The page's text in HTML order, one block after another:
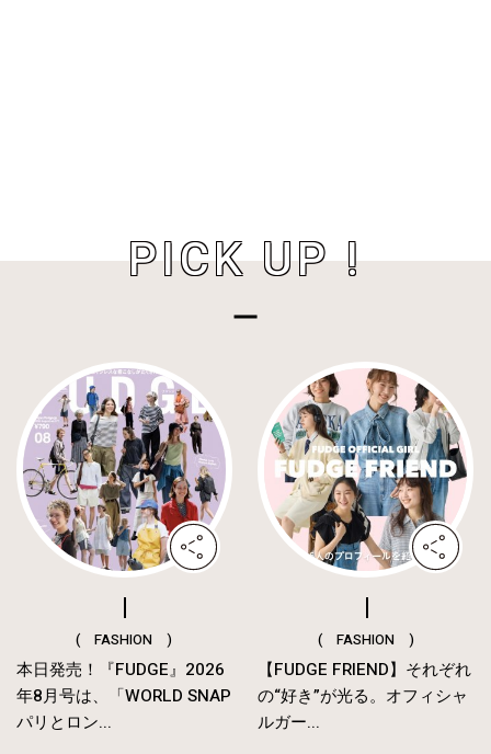
PICK UP !
( FASHION )
本日発売！『FUDGE』2026
年8月号は、「WORLD SNAP
パリとロン...
( FASHION )
【FUDGE FRIEND】それぞれ
の“好き”が光る。オフィシャ
ルガー...